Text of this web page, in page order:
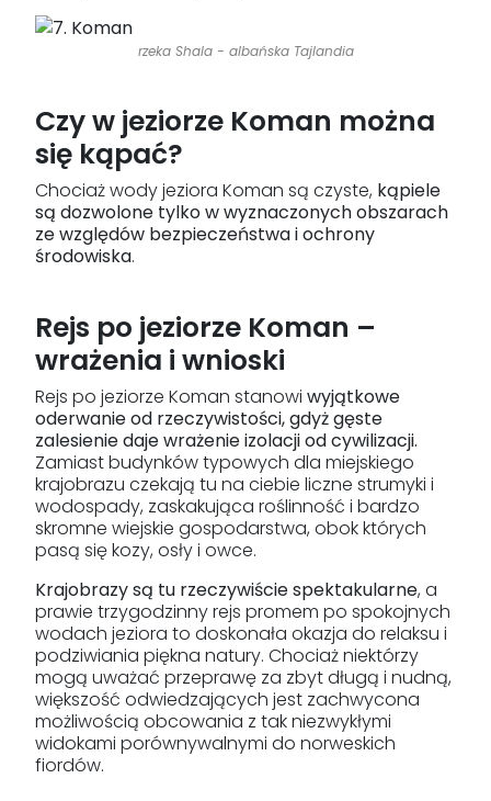
rzeka Shala - albańska Tajlandia
Czy w jeziorze Koman można
się kąpać?
Chociaż wody jeziora Koman są czyste, kąpiele
są dozwolone tylko w wyznaczonych obszarach
ze względów bezpieczeństwa i ochrony
środowiska.
Rejs po jeziorze Koman –
wrażenia i wnioski
Rejs po jeziorze Koman stanowi wyjątkowe
oderwanie od rzeczywistości, gdyż gęste
zalesienie daje wrażenie izolacji od cywilizacji.
Zamiast budynków typowych dla miejskiego
krajobrazu czekają tu na ciebie liczne strumyki i
wodospady, zaskakująca roślinność i bardzo
skromne wiejskie gospodarstwa, obok których
pasą się kozy, osły i owce.
Krajobrazy są tu rzeczywiście spektakularne, a
prawie trzygodzinny rejs promem po spokojnych
wodach jeziora to doskonała okazja do relaksu i
podziwiania piękna natury. Chociaż niektórzy
mogą uważać przeprawę za zbyt długą i nudną,
większość odwiedzających jest zachwycona
możliwością obcowania z tak niezwykłymi
widokami porównywalnymi do norweskich
fiordów.